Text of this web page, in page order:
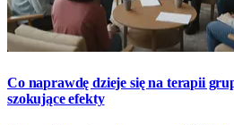
Co naprawdę dzieje się na terapii
szokujące efekty